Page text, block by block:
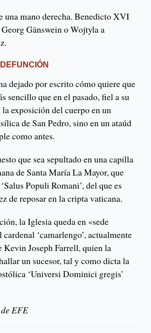
una mano derecha. Benedicto XVI
Gänswein o Wojtyla a
dejado por escrito cómo quiere que
sencillo que en el pasado, fiel a su
exposición del cuerpo en un
de San Pedro, sino en un ataúd
como antes.
que sea sepultado en una capilla
de Santa María La Mayor, que
Populi Romani’, del que es
de reposar en la cripta vaticana.
la Iglesia queda en «sede
cardenal ‘camarlengo’, actualmente
Kevin Joseph Farrell, quien la
un sucesor, tal y como dicta la
‘Universi Dominici gregis’
EFE